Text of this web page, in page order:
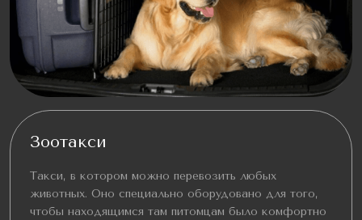
Зоотакси
Такси, в котором можно перевозить любых
животных. Оно специально оборудовано для того,
чтобы находящимся там питомцам было комфортно